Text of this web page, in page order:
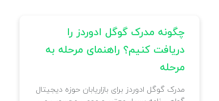
چگونه از کلیک های تقلبی در
گوگل ادوردز جلوگیری کنیم؟
گوگل ادوردز بهترین روش برای تبلیغات
اینترنتی می باشد. از طرفی شما می توانید
مشتری های دائمی جذب کنید. شاید تا بحال